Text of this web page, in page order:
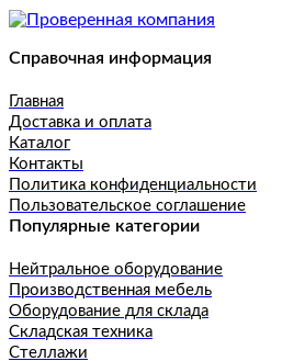
Справочная информация
Главная
Доставка и оплата
Каталог
Контакты
Политика конфиденциальности
Пользовательское соглашение
Популярные категории
Нейтральное оборудование
Производственная мебель
Оборудование для склада
Складская техника
Стеллажи